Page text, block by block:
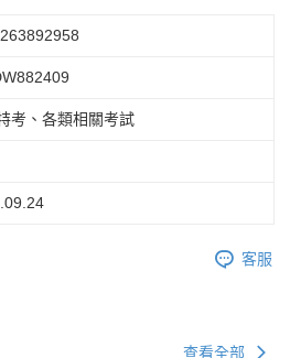
考、各類相關考試
客服
查看全部